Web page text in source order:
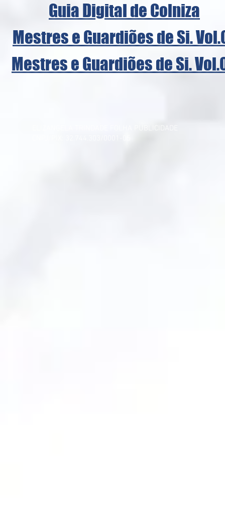
Guia Digital de Colniza
Mestres e Guardiões de Si.
Mestres e Guardiões de Si.